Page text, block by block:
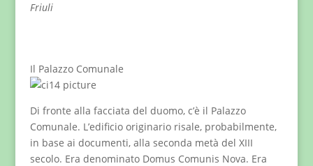
Friuli
Il Palazzo Comunale
Di fronte alla facciata del duomo, c’è il Palazzo
Comunale. L’edificio originario risale, probabilmente,
in base ai documenti, alla seconda metà del XIII
secolo. Era denominato Domus Comunis Nova. Era